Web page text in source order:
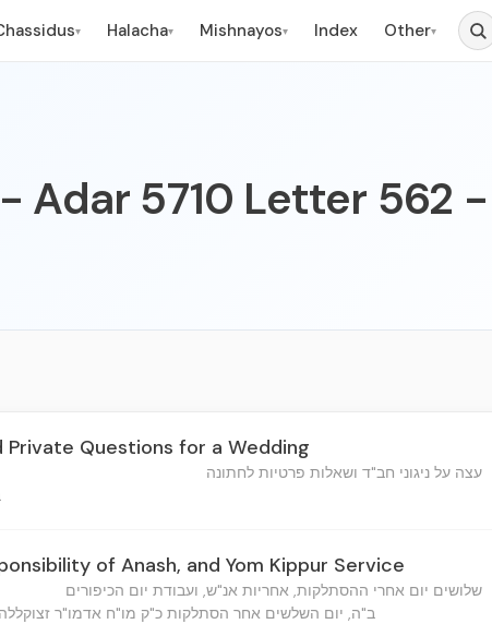
▾ Halacha▾ Mishnayos▾ Index Other▾
Adar 5710 Letter 562 -
Questions for a Wedding
עצה על ניגוני חב"ד ושאלות פרטיות לחתונה
of Anash, and Yom Kippur Service
שלושים יום אחרי ההסתלקות, אחריות אנ"ש, ועבודת יום הכיפורים
ב"ה, יום השלשים אחר הסתלקות כ"ק מו"ח אדמו"ר